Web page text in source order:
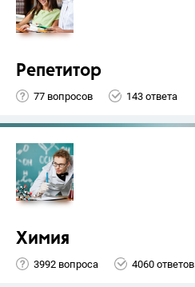
Репетитор
77 вопросов 143 ответа
Химия
3992 вопроса 4060 ответов